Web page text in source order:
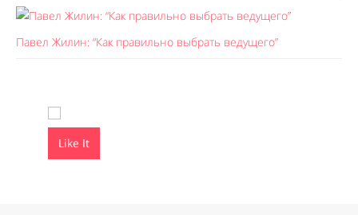
Павел Жилин: “Как правильно выбрать ведущего”
Like It